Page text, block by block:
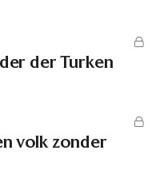
der Turken
volk zonder